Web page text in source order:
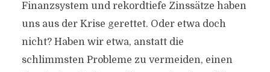
Finanzsystem und rekordtiefe Zinssätze haben
uns aus der Krise gerettet. Oder etwa doch
nicht? Haben wir etwa, anstatt die
schlimmsten Probleme zu vermeiden, einen